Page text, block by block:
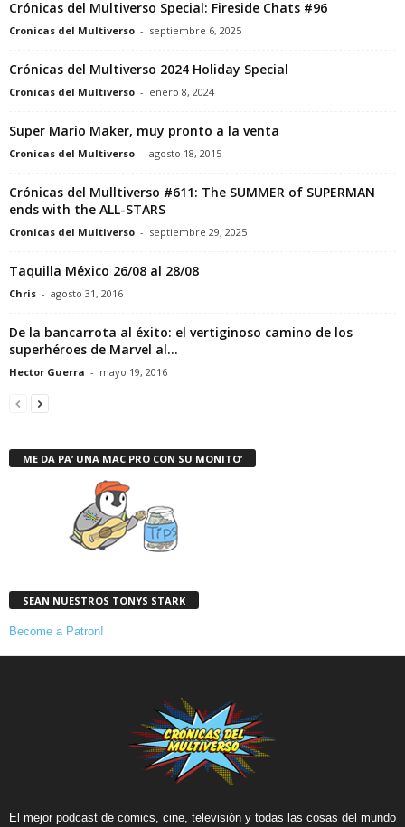
Crónicas del Multiverso Special: Fireside Chats #96
Cronicas del Multiverso - septiembre 6, 2025
Crónicas del Multiverso 2024 Holiday Special
Cronicas del Multiverso - enero 8, 2024
Super Mario Maker, muy pronto a la venta
Cronicas del Multiverso - agosto 18, 2015
Crónicas del Mulltiverso #611: The SUMMER of SUPERMAN
ends with the ALL-STARS
Cronicas del Multiverso - septiembre 29, 2025
Taquilla México 26/08 al 28/08
Chris - agosto 31, 2016
De la bancarrota al éxito: el vertiginoso camino de los
superhéroes de Marvel al...
Hector Guerra - mayo 19, 2016
ME DA PA’ UNA MAC PRO CON SU MONITO’
SEAN NUESTROS TONYS STARK
Become a Patron!
El mejor podcast de cómics, cine, televisión y todas las cosas del mundo